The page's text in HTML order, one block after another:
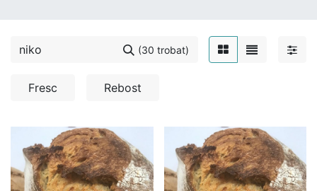
(30 trobat)
Fresc Rebost